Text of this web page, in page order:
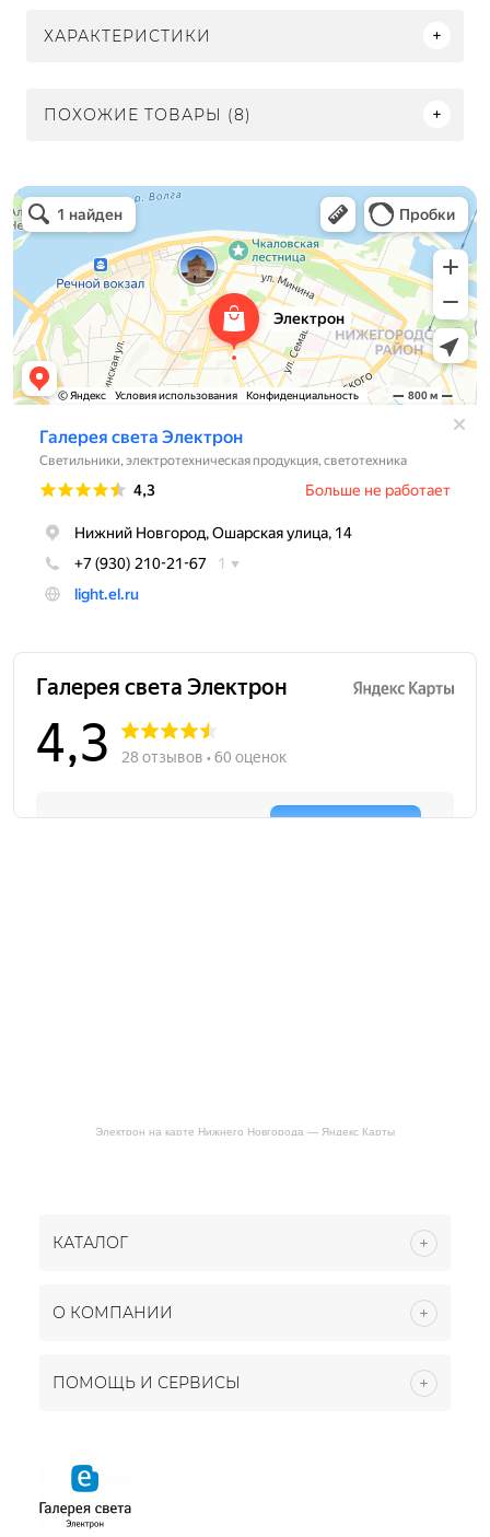
ХАРАКТЕРИСТИКИ
ПОХОЖИЕ ТОВАРЫ (8)
Электрон
Светильники в Нижнем Новгороде
Электротехническая продукция в Нижнем Новгороде
Электрон на карте Нижнего Новгорода — Яндекс Карты
КАТАЛОГ
О КОМПАНИИ
ПОМОЩЬ И СЕРВИСЫ